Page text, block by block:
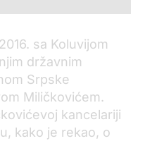
sa Koluvijom
državnim
Srpske
Miličkovićem.
kancelariji
kako je rekao, o